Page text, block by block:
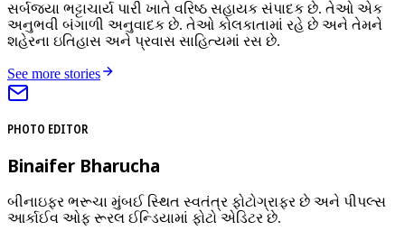
સર્બજયા ભટ્ટાચાર્ય પારી ખાતે વરિષ્ઠ સહાયક સંપાદક છે. તેઓ એક
અનુભવી બંગાળી અનુવાદક છે. તેઓ કોલકાતામાં રહે છે અને તેમને
શહેરના ઇતિહાસ અને પ્રવાસ સાહિત્યમાં રસ છે.
See more stories
PHOTO EDITOR
Binaifer Bharucha
બીનાઇફર ભરૂચા મુંબઈ સ્થિત સ્વતંત્ર ફોટોગ્રાફર છે અને પીપલ્સ
આર્કાઈવ ઓફ રૂરલ ઈન્ડિયામાં ફોટો એડિટર છે.